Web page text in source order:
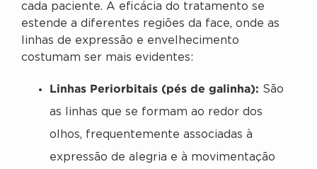
cada paciente. A eficácia do tratamento se
estende a diferentes regiões da face, onde as
linhas de expressão e envelhecimento
costumam ser mais evidentes:
Linhas Periorbitais (pés de galinha): São
as linhas que se formam ao redor dos
olhos, frequentemente associadas à
expressão de alegria e à movimentação